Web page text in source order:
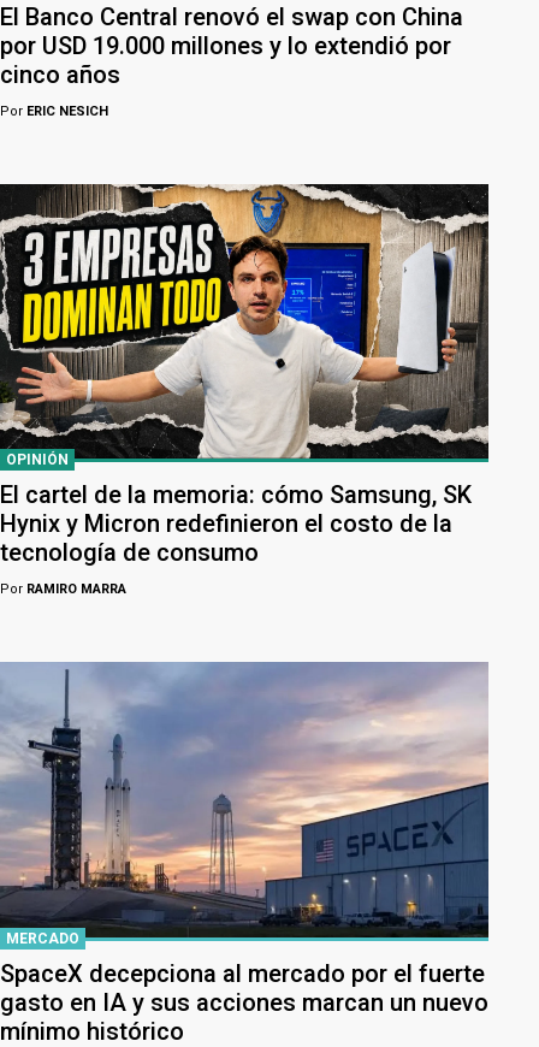
El Banco Central renovó el swap con China
por USD 19.000 millones y lo extendió por
cinco años
Por ERIC NESICH
OPINIÓN
El cartel de la memoria: cómo Samsung, SK
Hynix y Micron redefinieron el costo de la
tecnología de consumo
Por RAMIRO MARRA
MERCADO
SpaceX decepciona al mercado por el fuerte
gasto en IA y sus acciones marcan un nuevo
mínimo histórico